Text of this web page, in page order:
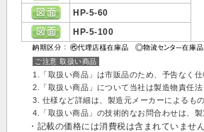
HP-5-60
HP-5-100
ご注意 取扱い商品
1.「取扱い商品」は市販品のため、予告なく
2.「取扱い商品」について当社は製造物責任
3. 仕様など詳細は、製造元メーカーによるもの
4.「取扱い商品」の技術的なお問合わせは、
・記載の価格には消費税は含まれていませ